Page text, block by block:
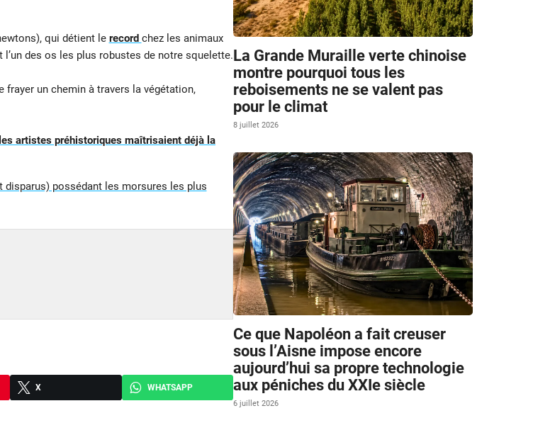
qui détient le record chez les animaux
des os les plus robustes de notre squelette.
un chemin à travers la végétation,
artistes préhistoriques maîtrisaient déjà la
disparus) possédant les morsures les plus
X WHATSAPP
La Grande Muraille verte chinoise
montre pourquoi tous les
reboisements ne se valent pas
pour le climat
8 juillet 2026
Ce que Napoléon a fait creuser
sous l’Aisne impose encore
aujourd’hui sa propre technologie
aux péniches du XXIe siècle
6 juillet 2026